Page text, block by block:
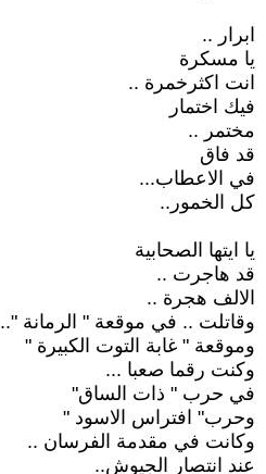
ابرار ..
يا مسكرة
انت اكثرخمرة ..
فيك اختمار
مختمر ..
قد فاق
في الاعطاب...
كل الخمور..
يا ايتها الصحابية
قد هاجرت ..
الالف هجرة ..
وقاتلت .. في موقعة " الرمانة "..
وموقعة " غابة التوت الكبيرة "
وكنت رقما صعبا ...
في حرب " ذات الساق"
وحرب" افتراس الاسود "
وكانت في مقدمة الفرسان ..
عند انتصار الجيوش..